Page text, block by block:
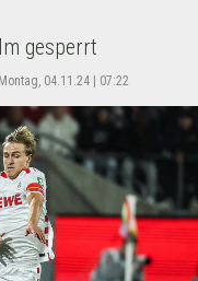
gesperrt
Montag, 04.11.24 | 07:22